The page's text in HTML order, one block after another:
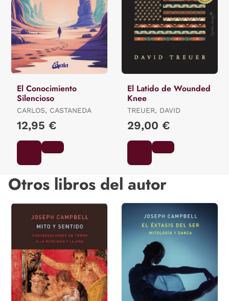
El Conocimiento
Silencioso
CARLOS, CASTANEDA
12,95 €
El Latido de Wounded
Knee
TREUER, DAVID
29,00 €
Otros libros del autor